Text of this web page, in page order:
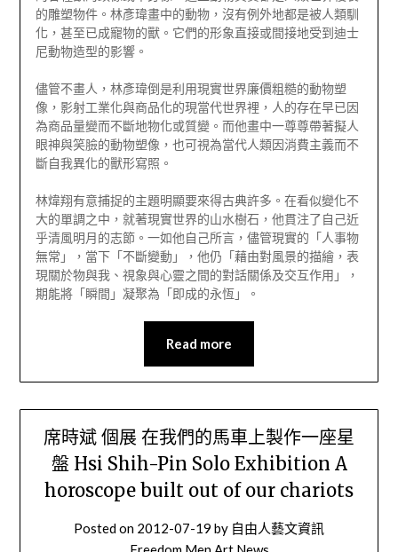
的雕塑物件。林彥瑋畫中的動物，沒有例外地都是被人類馴
化，甚至已成寵物的獸。它們的形象直接或間接地受到迪士
尼動物造型的影響。
儘管不畫人，林彥瑋倒是利用現實世界廉價粗糙的動物塑
像，影射工業化與商品化的現當代世界裡，人的存在早已因
為商品量變而不斷地物化或質變。而他畫中一尊尊帶著擬人
眼神與笑臉的動物塑像，也可視為當代人類因消費主義而不
斷自我異化的獸形寫照。
林煒翔有意捕捉的主題明顯要來得古典許多。在看似變化不
大的單調之中，就著現實世界的山水樹石，他貫注了自己近
乎清風明月的志節。一如他自己所言，儘管現實的「人事物
無常」，當下「不斷變動」，他仍「藉由對風景的描繪，表
現關於物與我、視象與心靈之間的對話關係及交互作用」，
期能將「瞬間」凝聚為「即成的永恆」。
Read more
席時斌 個展 在我們的馬車上製作一座星
盤 Hsi Shih-Pin Solo Exhibition A
horoscope built out of our chariots
Posted on 2012-07-19 by 自由人藝文資訊